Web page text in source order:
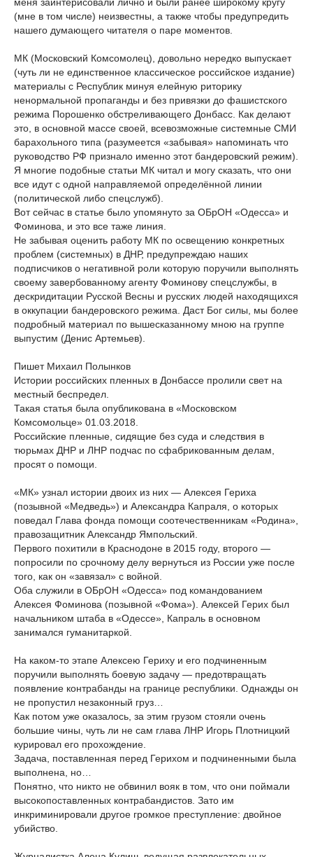
(мне в том числе) неизвестны, а также чтобы предупредить
нашего думающего читателя о паре моментов.
МК (Московский Комсомолец), довольно нередко выпускает
(чуть ли не единственное классическое российское издание)
материалы с Республик минуя елейную риторику
ненормальной пропаганды и без привязки до фашистского
режима Порошенко обстреливающего Донбасс. Как делают
это, в основной массе своей, всевозможные системные СМИ
барахольного типа (разумеется «забывая» напоминать что
руководство РФ признало именно этот бандеровский режим).
Я многие подобные статьи МК читал и могу сказать, что они
все идут с одной направляемой определённой линии
(политической либо спецслужб).
Вот сейчас в статье было упомянуто за ОБрОН «Одесса» и
Фоминова, и это все таже линия.
Не забывая оценить работу МК по освещению конкретных
проблем (системных) в ДНР, предупреждаю наших
подписчиков о негативной роли которую поручили выполнять
своему завербованному агенту Фоминову спецслужбы, в
дескридитации Русской Весны и русских людей находящихся
в оккупации бандеровского режима. Даст Бог силы, мы более
подробный материал по вышесказанному мною на группе
выпустим (Денис Артемьев).
Пишет Михаил Полынков
Истории российских пленных в Донбассе пролили свет на
местный беспредел.
Такая статья была опубликована в «Московском
Комсомольце» 01.03.2018.
Российские пленные, сидящие без суда и следствия в
тюрьмах ДНР и ЛНР подчас по сфабрикованным делам,
просят о помощи.
«МК» узнал истории двоих из них — Алексея Гериха
(позывной «Медведь») и Александра Капраля, о которых
поведал Глава фонда помощи соотечественникам «Родина»,
правозащитник Александр Ямпольский.
Первого похитили в Краснодоне в 2015 году, второго —
попросили по срочному делу вернуться из России уже после
того, как он «завязал» с войной.
Оба служили в ОБрОН «Одесса» под командованием
Алексея Фоминова (позывной «Фома»). Алексей Герих был
начальником штаба в «Одессе», Капраль в основном
занимался гуманитаркой.
На каком-то этапе Алексею Гериху и его подчиненным
поручили выполнять боевую задачу — предотвращать
появление контрабанды на границе республики. Однажды он
не пропустил незаконный груз…
Как потом уже оказалось, за этим грузом стояли очень
большие чины, чуть ли не сам глава ЛНР Игорь Плотницкий
курировал его прохождение.
Задача, поставленная перед Герихом и подчиненными была
выполнена, но…
Понятно, что никто не обвинил вояк в том, что они поймали
высокопоставленных контрабандистов. Зато им
инкриминировали другое громкое преступление: двойное
убийство.